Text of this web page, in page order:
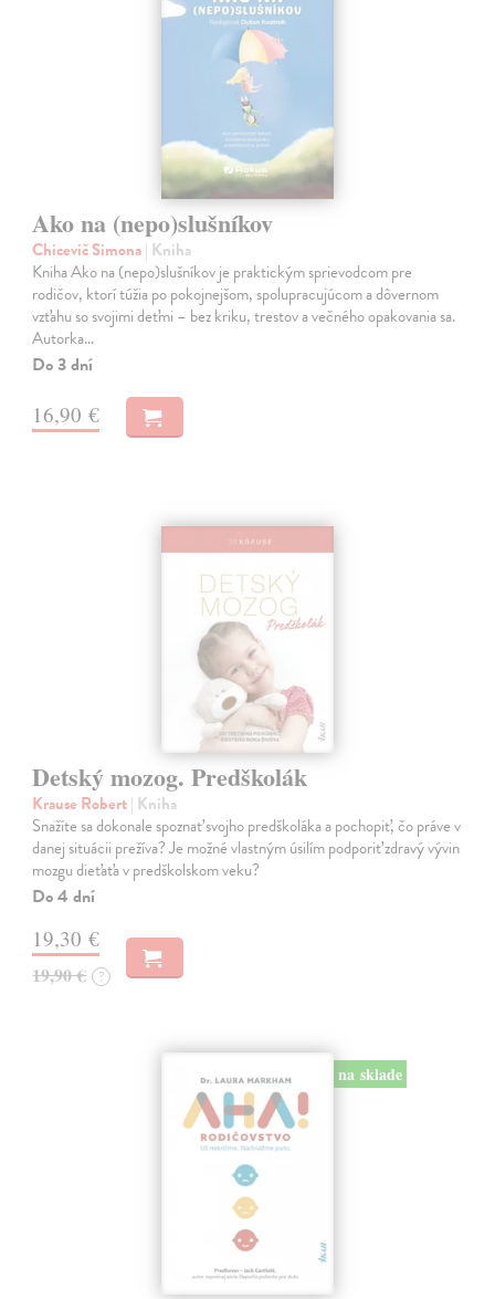
Ako na (nepo)slušníkov
Chicevič Simona| Kniha
Kniha Ako na (nepo)slušníkov je praktickým sprievodcom pre
rodičov, ktorí túžia po pokojnejšom, spolupracujúcom a dôvernom
vzťahu so svojimi deťmi – bez kriku, trestov a večného opakovania sa.
Autorka…
Do 3 dní
16,90 €
Detský mozog. Predškolák
Krause Robert| Kniha
Snažíte sa dokonale spoznať svojho predškoláka a pochopiť, čo práve v
danej situácii prežíva? Je možné vlastným úsilím podporiť zdravý vývin
mozgu dieťaťa v predškolskom veku?
Do 4 dní
19,30 €
19,90 € ?
na sklade